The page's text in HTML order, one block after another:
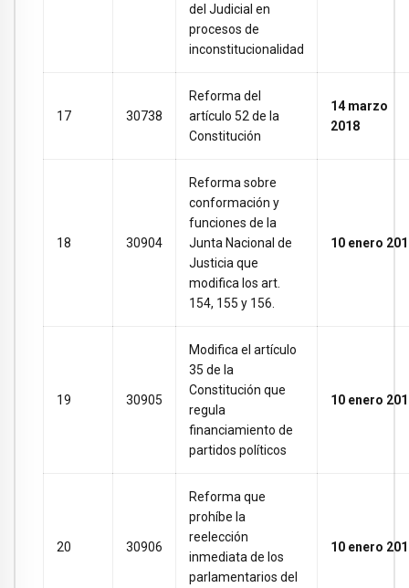
del Judicial en
procesos de
inconstitucionalidad
17 30738
Reforma del
artículo 52 de la
Constitución
14 marzo
2018
18 30904
Reforma sobre
conformación y
funciones de la
Junta Nacional de
Justicia que
modifica los art.
154, 155 y 156.
10 enero
19 30905
Modifica el artículo
35 de la
Constitución que
regula
financiamiento de
partidos políticos
10 enero
20 30906
Reforma que
prohíbe la
reelección
inmediata de los
parlamentarios del
10 enero